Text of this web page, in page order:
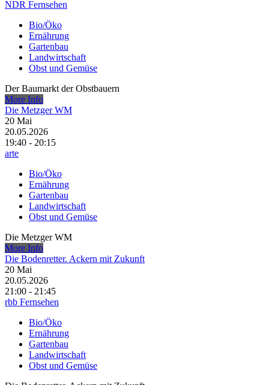
NDR Fernsehen
Bio/Öko
Ernährung
Gartenbau
Landwirtschaft
Obst und Gemüse
Der Baumarkt der Obstbauern
More Info
Die Metzger WM
20 Mai
20.05.2026
19:40 - 20:15
arte
Bio/Öko
Ernährung
Gartenbau
Landwirtschaft
Obst und Gemüse
Die Metzger WM
More Info
Die Bodenretter. Ackern mit Zukunft
20 Mai
20.05.2026
21:00 - 21:45
rbb Fernsehen
Bio/Öko
Ernährung
Gartenbau
Landwirtschaft
Obst und Gemüse